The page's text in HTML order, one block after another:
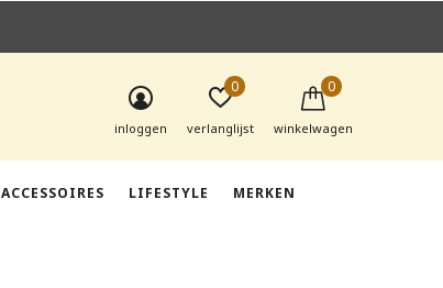
ACCESSOIRES LIFESTYLE MERKEN
inloggen verlanglijst
0
winkelwagen
0